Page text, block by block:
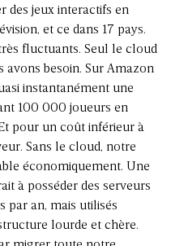
des jeux interactifs en
et ce dans 17 pays.
fluctuants. Seul le cloud
besoin. Sur Amazon
instantanément une
100 000 joueurs en
pour un coût inférieur à
Sans le cloud, notre
économiquement. Une
à posséder des serveurs
par an, mais utilisés
lourde et chère.